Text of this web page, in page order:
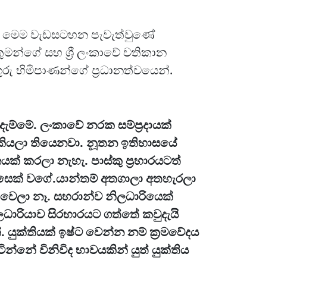
වැඩසටහන පැවැත්වුණේ
සහ ශ්‍රී ලංකාවේ වතිකාන
හිමිපාණන්ගේ ප්‍රධානත්වයෙන්.
ලංකාවේ නරක සම්ප්‍රදායක්
තියෙනවා. නූතන ඉතිහාසයේ
කරලා නැහැ. පාස්කු ප්‍රහාරයටත්
වගේ.යාන්තම් අතගාලා අතහැරලා
නෑ. සහරාන්ව නිලධාරියෙක්
සිරභාරයට ගත්තේ කවුදැයි
යුක්තියක් ඉෂ්ට වෙන්න නම් ක්‍රමවේදය
විනිවිද භාවයකින් යුත් යුක්තිය